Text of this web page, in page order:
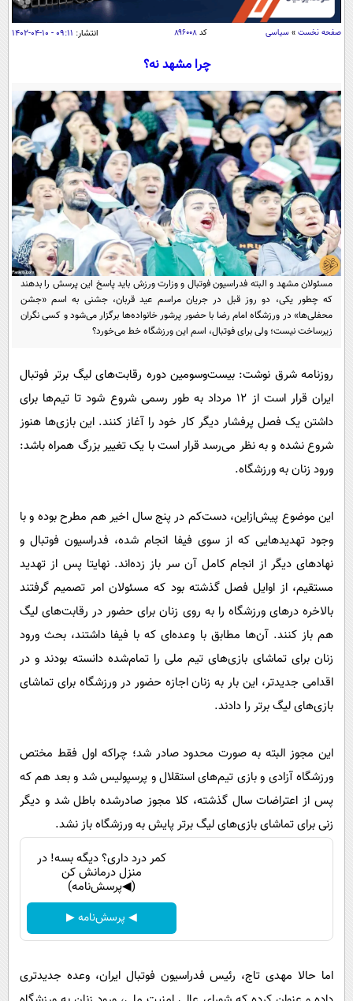
اقتصاد
اقتصادی
جامعه
حوادث
سلامت
یک برش دانایی
محیط زیست
سفر و تفریح
بین الملل
سیاست خارجی
فرهنگ و هنر
علم و دانش
فناوری و It
علمی
اخبار کریپتو
قرآن
گوناگون
سرگرمی
باشگاه مغز
مجله تصویری سلاح
فیلم
اقتصاد
ورزش
سیاست
گوناگون
حوادث
فرهنگی
بین الملل
اجتماعی
سیاست خارجی
عصر ایران 2
خواندنی ها و دیدنی ها
داستان کوتاه
آشپزی
دانلود
آموزش زبان
صفحه نخست » سیاسی کد۸۹۶۰۰۸ انتشار: ۰۹:۱۱ - ۱۰-۰۴-۱۴۰۲
چرا مشهد نه؟
مسئولان مشهد و البته فدراسیون فوتبال و وزارت ورزش باید پاسخ این پرسش را بدهند
که چطور یکی، دو روز قبل در جریان مراسم عید قربان، جشنی به اسم «جشن
محفلی‌ها» در ورزشگاه امام رضا با حضور پرشور خانواده‌ها برگزار می‌شود و کسی نگران
زیرساخت نیست؛ ولی برای فوتبال، اسم این ورزشگاه خط می‌خورد؟
روزنامه شرق نوشت: بیست‌وسومین دوره رقابت‌های لیگ برتر فوتبال
ایران قرار است از ۱۲ مرداد به طور رسمی شروع شود تا تیم‌ها برای
داشتن یک فصل پرفشار دیگر کار خود را آغاز کنند. این بازی‌ها هنوز
شروع نشده و به نظر می‌رسد قرار است با یک تغییر بزرگ همراه باشد:
ورود زنان به ورزشگاه.
این موضوع پیش‌ازاین، دست‌کم در پنج سال اخیر هم مطرح بوده و با
وجود تهدید‌هایی که از سوی فیفا انجام شده، فدراسیون فوتبال و
نهاد‌های دیگر از انجام کامل آن سر باز زده‌اند. نهایتا پس از تهدید
مستقیم، از اوایل فصل گذشته بود که مسئولان امر تصمیم گرفتند
بالاخره در‌های ورزشگاه را به روی زنان برای حضور در رقابت‌های لیگ
هم باز کنند. آن‌ها مطابق با وعده‌ای که با فیفا داشتند، بحث ورود
زنان برای تماشای بازی‌های تیم ملی را تمام‌شده دانسته بودند و در
اقدامی جدیدتر، این بار به زنان اجازه حضور در ورزشگاه برای تماشای
بازی‌های لیگ برتر را دادند.
این مجوز البته به صورت محدود صادر شد؛ چرا‌که اول فقط مختص
ورزشگاه آزادی و بازی تیم‌های استقلال و پرسپولیس شد و بعد هم که
پس از اعتراضات سال گذشته، کلا مجوز صادرشده باطل شد و دیگر
زنی برای تماشای بازی‌های لیگ برتر پایش به ورزشگاه باز نشد.
کمر درد داری؟ دیگه بسه! در
منزل درمانش کن
(◀پرسش‌نامه)
◀ پرسش‌نامه ▶
اما حالا مهدی تاج، رئیس فدراسیون فوتبال ایران، وعده جدیدتری